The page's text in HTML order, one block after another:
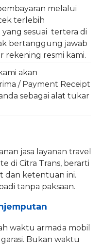
melalui
terlebih
yang sesuai tertera di
bertanggung jawab
rekening resmi kami.
akan
/ Payment Receipt
sebagai alat tukar
jasa layanan travel
di Citra Trans, berarti
dan ketentuan ini.
tanpa paksaan.
waktu armada mobil
Bukan waktu